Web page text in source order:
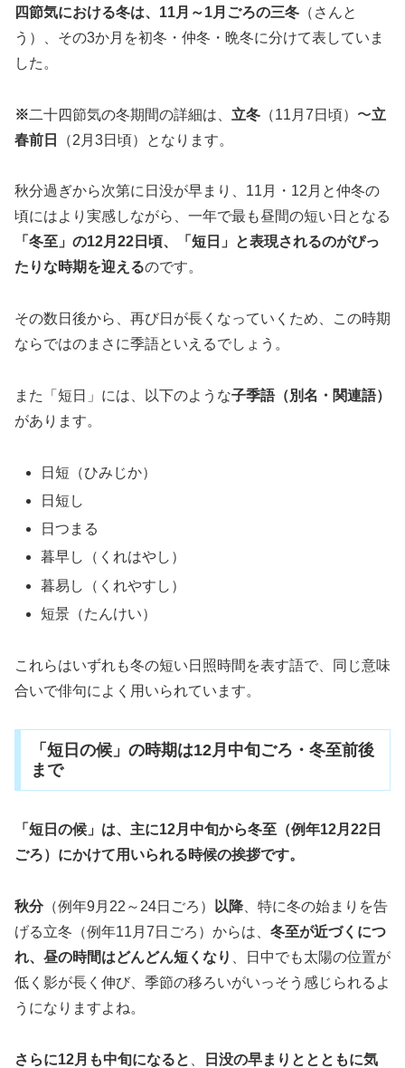
四節気における冬は、11月～1月ごろの三冬 （さんと
う）、その3か月を初冬・仲冬・晩冬に分けて表していま
した。
※二十四節気の冬期間の詳細は、 立冬 （11月7日頃）〜立
春前日
（2月3日頃）となります。
秋分過ぎから次第に日没が早まり、11月・12月と仲冬の
頃にはより実感しながら、一年で最も昼間の短い日となる
「冬至」の12月22日頃、「短日」と表現されるのがぴっ
たりな時期を迎えるのです。
その数日後から、再び日が長くなっていくため、この時期
ならではのまさに季語といえるでしょう。
また「短日」には、以下のような子季語（別名・関連語）
があります。
日短（ひみじか）
日短し
日つまる
暮早し（くれはやし）
暮易し（くれやすし）
短景（たんけい）
これらはいずれも冬の短い日照時間を表す語で、同じ意味
合いで俳句によく用いられています。
「短日の候」の時期は12月中旬ごろ・冬至前後
まで
「短日の候」は、主に12月中旬から冬至（例年12月22日
ごろ）にかけて用いられる時候の挨拶です。
秋分（例年9月22～24日ごろ） 以降 、特に冬の始まりを告
げる立冬（例年11月7日ごろ）からは、 冬至が近づくにつ
れ、昼の時間はどんどん短くなり
、日中でも太陽の位置が
低く影が長く伸び、季節の移ろいがいっそう感じられるよ
うになりますよね。
さらに12月も中旬になると
日没の早まりととともに気